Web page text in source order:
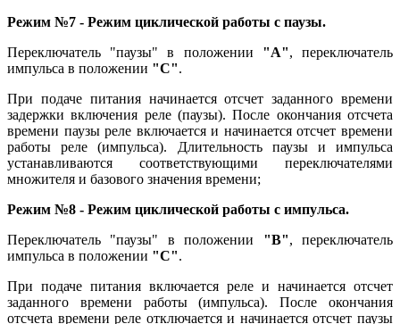
Режим №7 - Режим циклической работы с паузы.
Переключатель "паузы" в положении "А", переключатель
импульса в положении "C".
При подаче питания начинается отсчет заданного времени
задержки включения реле (паузы). После окончания отсчета
времени паузы реле включается и начинается отсчет времени
работы реле (импульса). Длительность паузы и импульса
устанавливаются соответствующими переключателями
множителя и базового значения времени;
Режим №8 - Режим циклической работы с импульса.
Переключатель "паузы" в положении "B", переключатель
импульса в положении "C".
При подаче питания включается реле и начинается отсчет
заданного времени работы (импульса). После окончания
отсчета времени реле отключается и начинается отсчет паузы